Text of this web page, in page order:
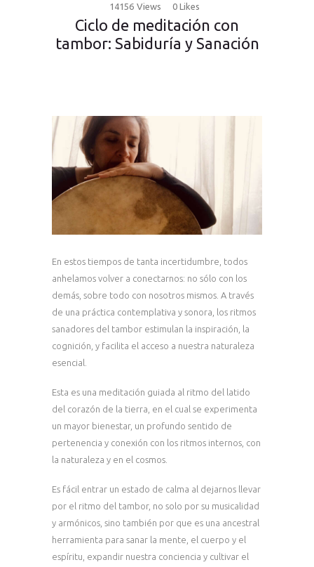
14156 Views 0 Likes
Ciclo de meditación con
tambor: Sabiduría y Sanación
En estos tiempos de tanta incertidumbre, todos
anhelamos volver a conectarnos: no sólo con los
demás, sobre todo con nosotros mismos. A través
de una práctica contemplativa y sonora, los ritmos
sanadores del tambor estimulan la inspiración, la
cognición, y facilita el acceso a nuestra naturaleza
esencial.
Esta es una meditación guiada al ritmo del latido
del corazón de la tierra, en el cual se experimenta
un mayor bienestar, un profundo sentido de
pertenencia y conexión con los ritmos internos, con
la naturaleza y en el cosmos.
Es fácil entrar un estado de calma al dejarnos llevar
por el ritmo del tambor, no solo por su musicalidad
y armónicos, sino también por que es una ancestral
herramienta para sanar la mente, el cuerpo y el
espíritu, expandir nuestra conciencia y cultivar el